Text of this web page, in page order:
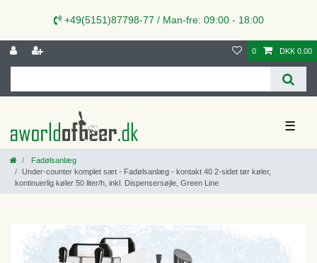
+49(5151)87798-77 / Man-fre: 09:00 - 18:00
0 DKK 0.00
☰
Fadølsanlæg
Under-counter komplet sæt - Fadølsanlæg - kontakt 40 2-sidet tør køler,
kontinuerlig køler 50 liter/h, inkl. Dispensersøjle, Green Line